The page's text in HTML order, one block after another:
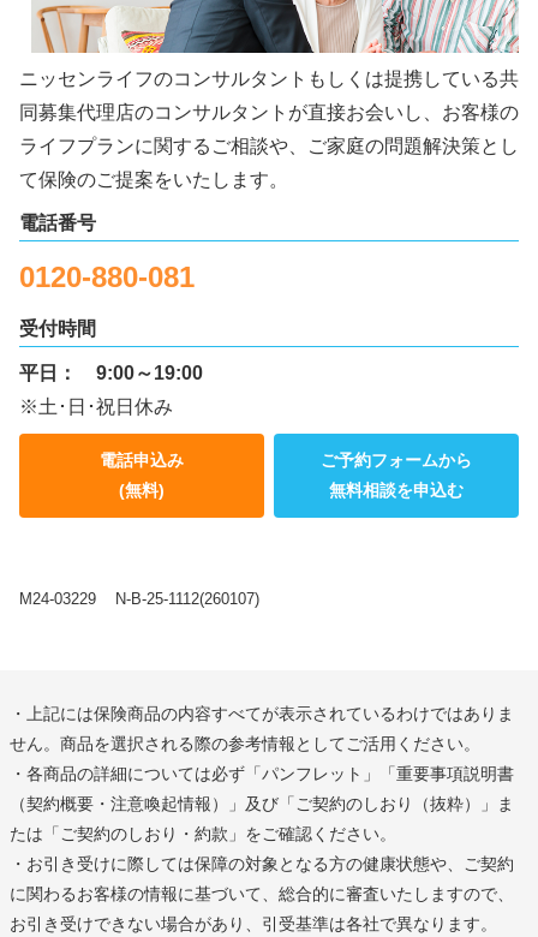
ニッセンライフのコンサルタントもしくは提携している共
同募集代理店のコンサルタントが直接お会いし、お客様の
ライフプランに関するご相談や、ご家庭の問題解決策とし
て保険のご提案をいたします。
電話番号
0120-880-081
受付時間
平日：
9:00～19:00
※土･日･祝日休み
電話申込み
(無料)
ご予約フォームから
無料相談を申込む
M24-03229 N-B-25-1112(260107)
・上記には保険商品の内容すべてが表示されているわけではありま
せん。商品を選択される際の参考情報としてご活用ください。
・各商品の詳細については必ず「パンフレット」「重要事項説明書
（契約概要・注意喚起情報）」及び「ご契約のしおり（抜粋）」ま
たは「ご契約のしおり・約款」をご確認ください。
・お引き受けに際しては保障の対象となる方の健康状態や、ご契約
に関わるお客様の情報に基づいて、総合的に審査いたしますので、
お引き受けできない場合があり、引受基準は各社で異なります。